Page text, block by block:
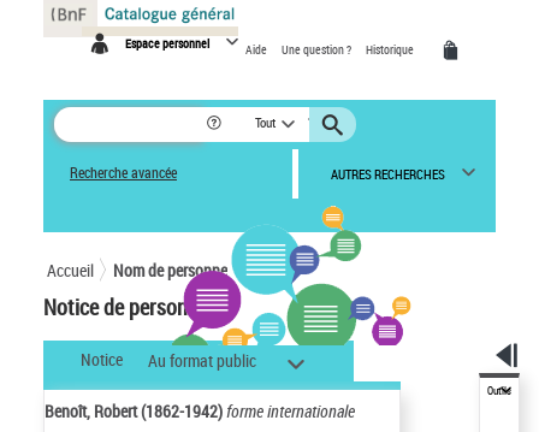
Espace personnel Aide Une question ? Historique
Tout
Recherche avancée AUTRES RECHERCHES
Accueil Nom de personne
Notice de personne
Notice Au format public
Benoît, Robert (1862-1942)forme internationale
Outils
Panneau de gestion des cookies